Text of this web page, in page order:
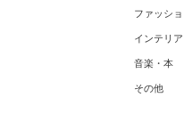
ファッシ
インテリア
音楽・本
その他